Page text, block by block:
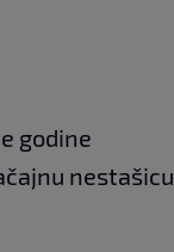
godine
nestašicu